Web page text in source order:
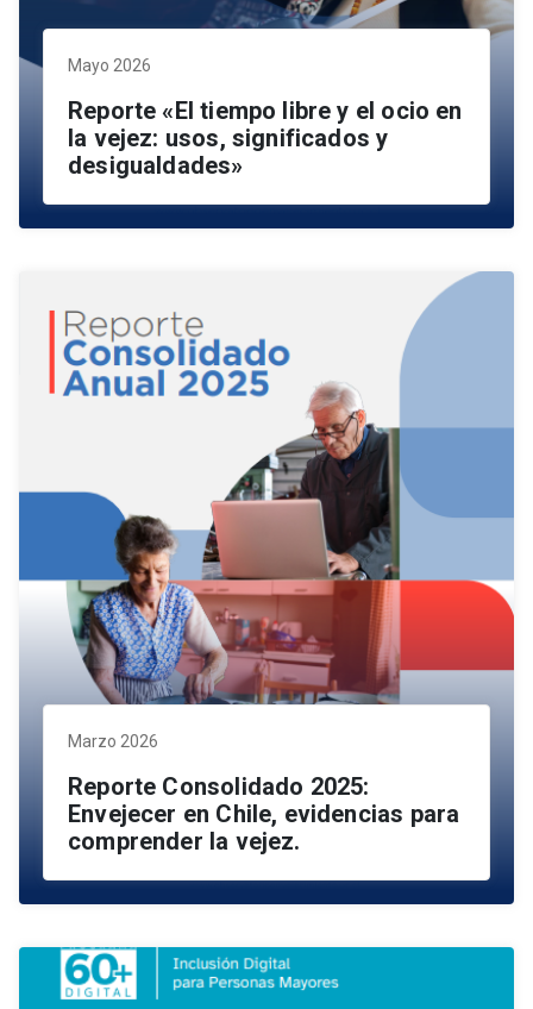
Mayo 2026
Reporte «El tiempo libre y el ocio en
la vejez: usos, significados y
desigualdades»
Marzo 2026
Reporte Consolidado 2025:
Envejecer en Chile, evidencias para
comprender la vejez.